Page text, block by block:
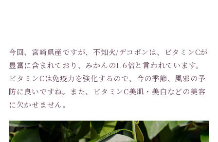
今回、宮崎県産ですが、不知火/デコポンは、ビタミンCが
豊富に含まれており、みかんの1.6倍と言われています。
ビタミンCは免疫力を強化するので、今の季節、風邪の予
防に良いですね。また、ビタミンC美肌・美白などの美容
に欠かせません。